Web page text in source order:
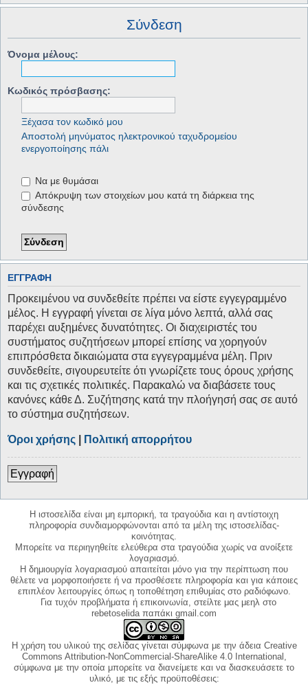
Σύνδεση
Όνομα μέλους:
Κωδικός πρόσβασης:
Ξέχασα τον κωδικό μου
Αποστολή μηνύματος ηλεκτρονικού ταχυδρομείου
ενεργοποίησης πάλι
Να με θυμάσαι
Απόκρυψη των στοιχείων μου κατά τη διάρκεια της
σύνδεσης
ΕΓΓΡΑΦΉ
Προκειμένου να συνδεθείτε πρέπει να είστε εγγεγραμμένο
μέλος. Η εγγραφή γίνεται σε λίγα μόνο λεπτά, αλλά σας
παρέχει αυξημένες δυνατότητες. Οι διαχειριστές του
συστήματος συζητήσεων μπορεί επίσης να χορηγούν
επιπρόσθετα δικαιώματα στα εγγεγραμμένα μέλη. Πριν
συνδεθείτε, σιγουρευτείτε ότι γνωρίζετε τους όρους χρήσης
και τις σχετικές πολιτικές. Παρακαλώ να διαβάσετε τους
κανόνες κάθε Δ. Συζήτησης κατά την πλοήγησή σας σε αυτό
το σύστημα συζητήσεων.
Όροι χρήσης Πολιτική απορρήτου
Εγγραφή
Η ιστοσελίδα είναι μη εμπορική, τα τραγούδια και η αντίστοιχη
πληροφορία συνδιαμορφώνονται από τα μέλη της ιστοσελίδας-
κοινότητας.
Μπορείτε να περιηγηθείτε ελεύθερα στα τραγούδια χωρίς να ανοίξετε
λογαριασμό.
Η δημιουργία λογαριασμού απαιτείται μόνο για την περίπτωση που
θέλετε να μορφοποιήσετε ή να προσθέσετε πληροφορία και για κάποιες
επιπλέον λειτουργίες όπως η τοποθέτηση επιθυμίας στο ραδιόφωνο.
Για τυχόν προβλήματα ή επικοινωνία, στείλτε μας μεηλ στο
rebetoselida παπάκι gmail.com
Η χρήση του υλικού της σελίδας γίνεται σύμφωνα με την άδεια Creative
Commons Attribution-NonCommercial-ShareAlike 4.0 International,
σύμφωνα με την οποία μπορείτε να διανείμετε και να διασκευάσετε το
υλικό, με τις εξής προϋποθέσεις: